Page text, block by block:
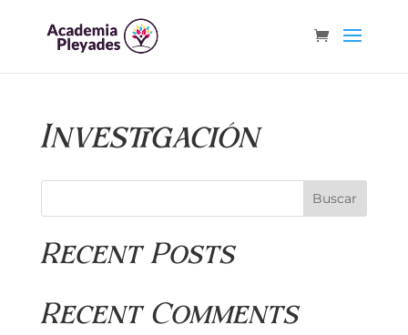
Investigación
Buscar
Recent Posts
Recent Comments